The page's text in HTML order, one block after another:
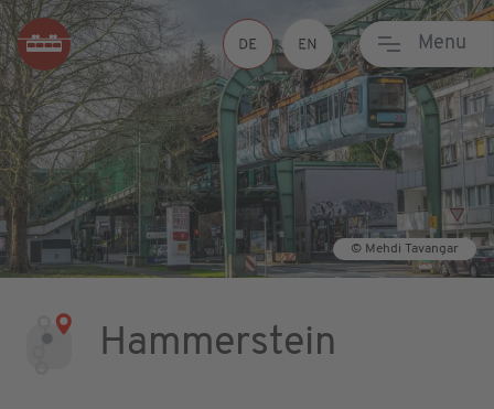
Menu
© Mehdi Tavangar
Hammerstein